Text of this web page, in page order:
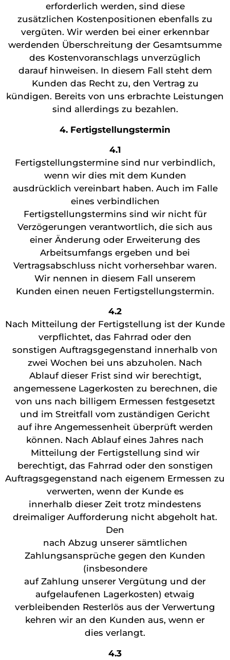
erforderlich werden, sind diese
zusätzlichen Kostenpositionen ebenfalls zu
vergüten. Wir werden bei einer erkennbar
werdenden Überschreitung der Gesamtsumme
des Kostenvoranschlags unverzüglich
darauf hinweisen. In diesem Fall steht dem
Kunden das Recht zu, den Vertrag zu
kündigen. Bereits von uns erbrachte Leistungen
sind allerdings zu bezahlen.
4. Fertigstellungstermin
4.1
Fertigstellungstermine sind nur verbindlich,
wenn wir dies mit dem Kunden
ausdrücklich vereinbart haben. Auch im Falle
eines verbindlichen
Fertigstellungstermins sind wir nicht für
Verzögerungen verantwortlich, die sich aus
einer Änderung oder Erweiterung des
Arbeitsumfangs ergeben und bei
Vertragsabschluss nicht vorhersehbar waren.
Wir nennen in diesem Fall unserem
Kunden einen neuen Fertigstellungstermin.
4.2
Nach Mitteilung der Fertigstellung ist der Kunde
verpflichtet, das Fahrrad oder den
sonstigen Auftragsgegenstand innerhalb von
zwei Wochen bei uns abzuholen. Nach
Ablauf dieser Frist sind wir berechtigt,
angemessene Lagerkosten zu berechnen, die
von uns nach billigem Ermessen festgesetzt
und im Streitfall vom zuständigen Gericht
auf ihre Angemessenheit überprüft werden
können. Nach Ablauf eines Jahres nach
Mitteilung der Fertigstellung sind wir
berechtigt, das Fahrrad oder den sonstigen
Auftragsgegenstand nach eigenem Ermessen zu
verwerten, wenn der Kunde es
innerhalb dieser Zeit trotz mindestens
dreimaliger Aufforderung nicht abgeholt hat.
Den
nach Abzug unserer sämtlichen
Zahlungsansprüche gegen den Kunden
(insbesondere
auf Zahlung unserer Vergütung und der
aufgelaufenen Lagerkosten) etwaig
verbleibenden Resterlös aus der Verwertung
kehren wir an den Kunden aus, wenn er
dies verlangt.
4.3